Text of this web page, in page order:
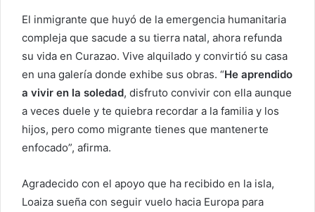
El inmigrante que huyó de la emergencia humanitaria
compleja que sacude a su tierra natal, ahora refunda
su vida en Curazao. Vive alquilado y convirtió su casa
en una galería donde exhibe sus obras. “He aprendido
a vivir en la soledad, disfruto convivir con ella aunque
a veces duele y te quiebra recordar a la familia y los
hijos, pero como migrante tienes que mantenerte
enfocado”, afirma.
Agradecido con el apoyo que ha recibido en la isla,
Loaiza sueña con seguir vuelo hacia Europa para